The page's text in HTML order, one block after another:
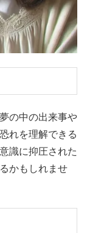
の中の出来事や
れを理解できる
識に抑圧された
かもしれませ